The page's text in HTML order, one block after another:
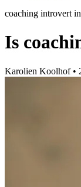
coaching introvert
Is
Karolien Koolhof •